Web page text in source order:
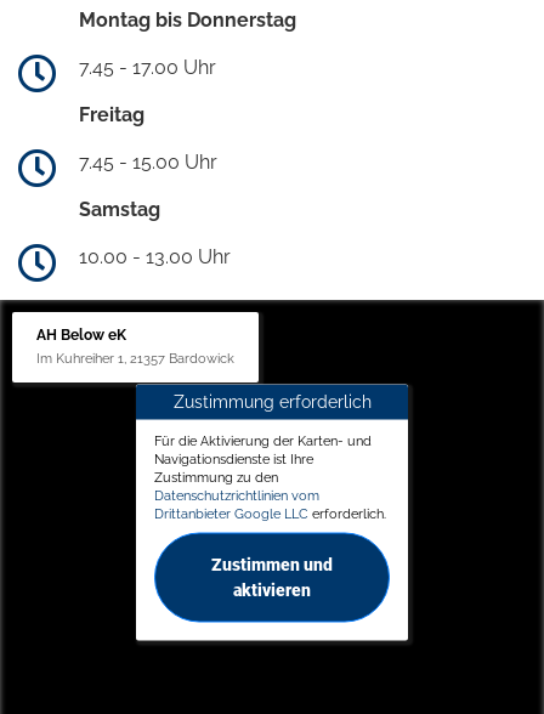
Montag bis Donnerstag
7.45 - 17.00 Uhr
Freitag
7.45 - 15.00 Uhr
Samstag
10.00 - 13.00 Uhr
AH Below eK
Im Kuhreiher 1, 21357 Bardowick
Zustimmung erforderlich
Für die Aktivierung der Karten- und
Navigationsdienste ist Ihre
Zustimmung zu den
Datenschutzrichtlinien vom
Drittanbieter Google LLC erforderlich.
Zustimmen und
aktivieren